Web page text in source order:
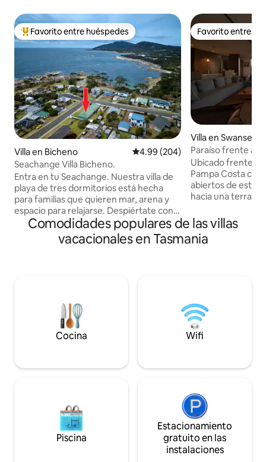
Favorito entre huéspedes preferido
Favorito entre huéspedes
Villa en Bicheno Calificación promedio: 4.99 de
4.99 (204)
Seachange Villa Bicheno.
Entra en tu Seachange. Nuestra villa de
playa de tres dormitorios está hecha
para familias que quieren mar, arena y
espacio para relajarse. Despiértate con
la brisa del mar, cocina junto a otros en la
cocina totalmente equipada y transmite
tus favoritos con Wi-Fi rápido. A los niños
The Bicheno Blowhole. Televisión
inteligente, juegos de mesa, libros
Estacionamiento gratuito justo en la
puerta Patio vallado. ¡Reserva la
Favorito entre
Favorito entre
Villa en Swansea
Paraíso frente al
Great Oyster Bay
Ubicado frente al
Pampa Costa
abiertos de estar
hacia una terraza
leña, TV, una
cocina
de lavandería
playa y una
es ideal para
costa durante
Comodidades populares de las villas
vacacionales en Tasmania
Cocina Wifi
Piscina
Estacionamiento
gratuito en las
instalaciones